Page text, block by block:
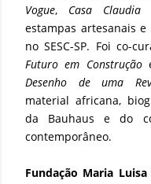
Vogue, Casa Claudia
estampas artesanais
no SESC-SP. Foi co-
Futuro em Construção
Desenho de uma
material africana,
da Bauhaus e do
contemporâneo.
Fundação Maria